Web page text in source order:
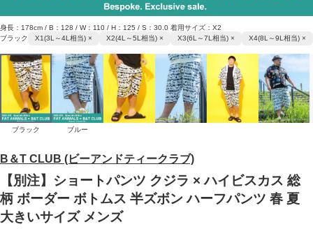
B＆T CLUB (ビーアンドティークラブ)
【別注】ショートパンツ クジラ × ハイビスカス 総
柄 ボーダー ボトムス 半ズボン ハーフパンツ 春 夏
大きいサイズ メンズ
身長：178cm / B：128 / W：110 / H：125 / S：30.0 着用サイズ：X2
ブラック
X1(3L～4L相当) × X2(4L～5L相当) × X3(6L～7L相当) × X4(8L～9L相当) ×
ブラック ブルー